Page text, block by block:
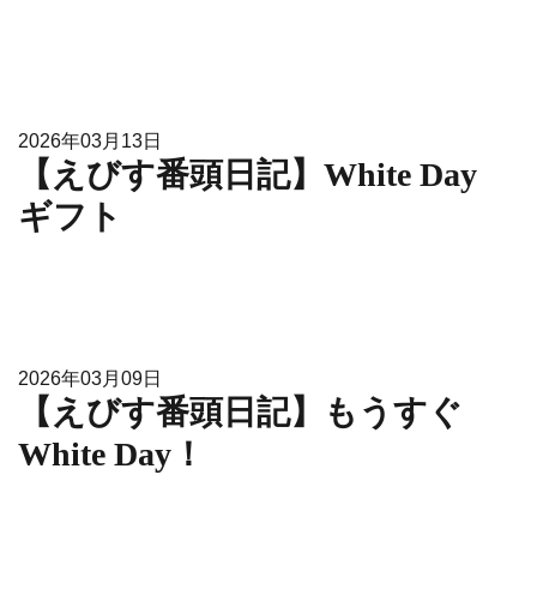
2026年03月13日
【えびす番頭日記】White Day
ギフト
2026年03月09日
【えびす番頭日記】もうすぐ
White Day！